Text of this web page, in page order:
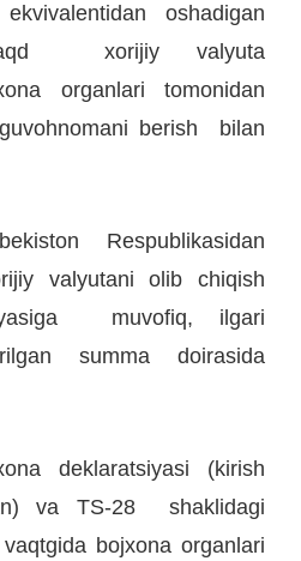
oshadigan
xorijiy valyuta
organlari tomonidan
berish bilan
Respublikasidan
valyutani olib chiqish
muvofiq, ilgari
summa doirasida
deklaratsiyasi (kirish
va TS-28 shaklidagi
bojxona organlari